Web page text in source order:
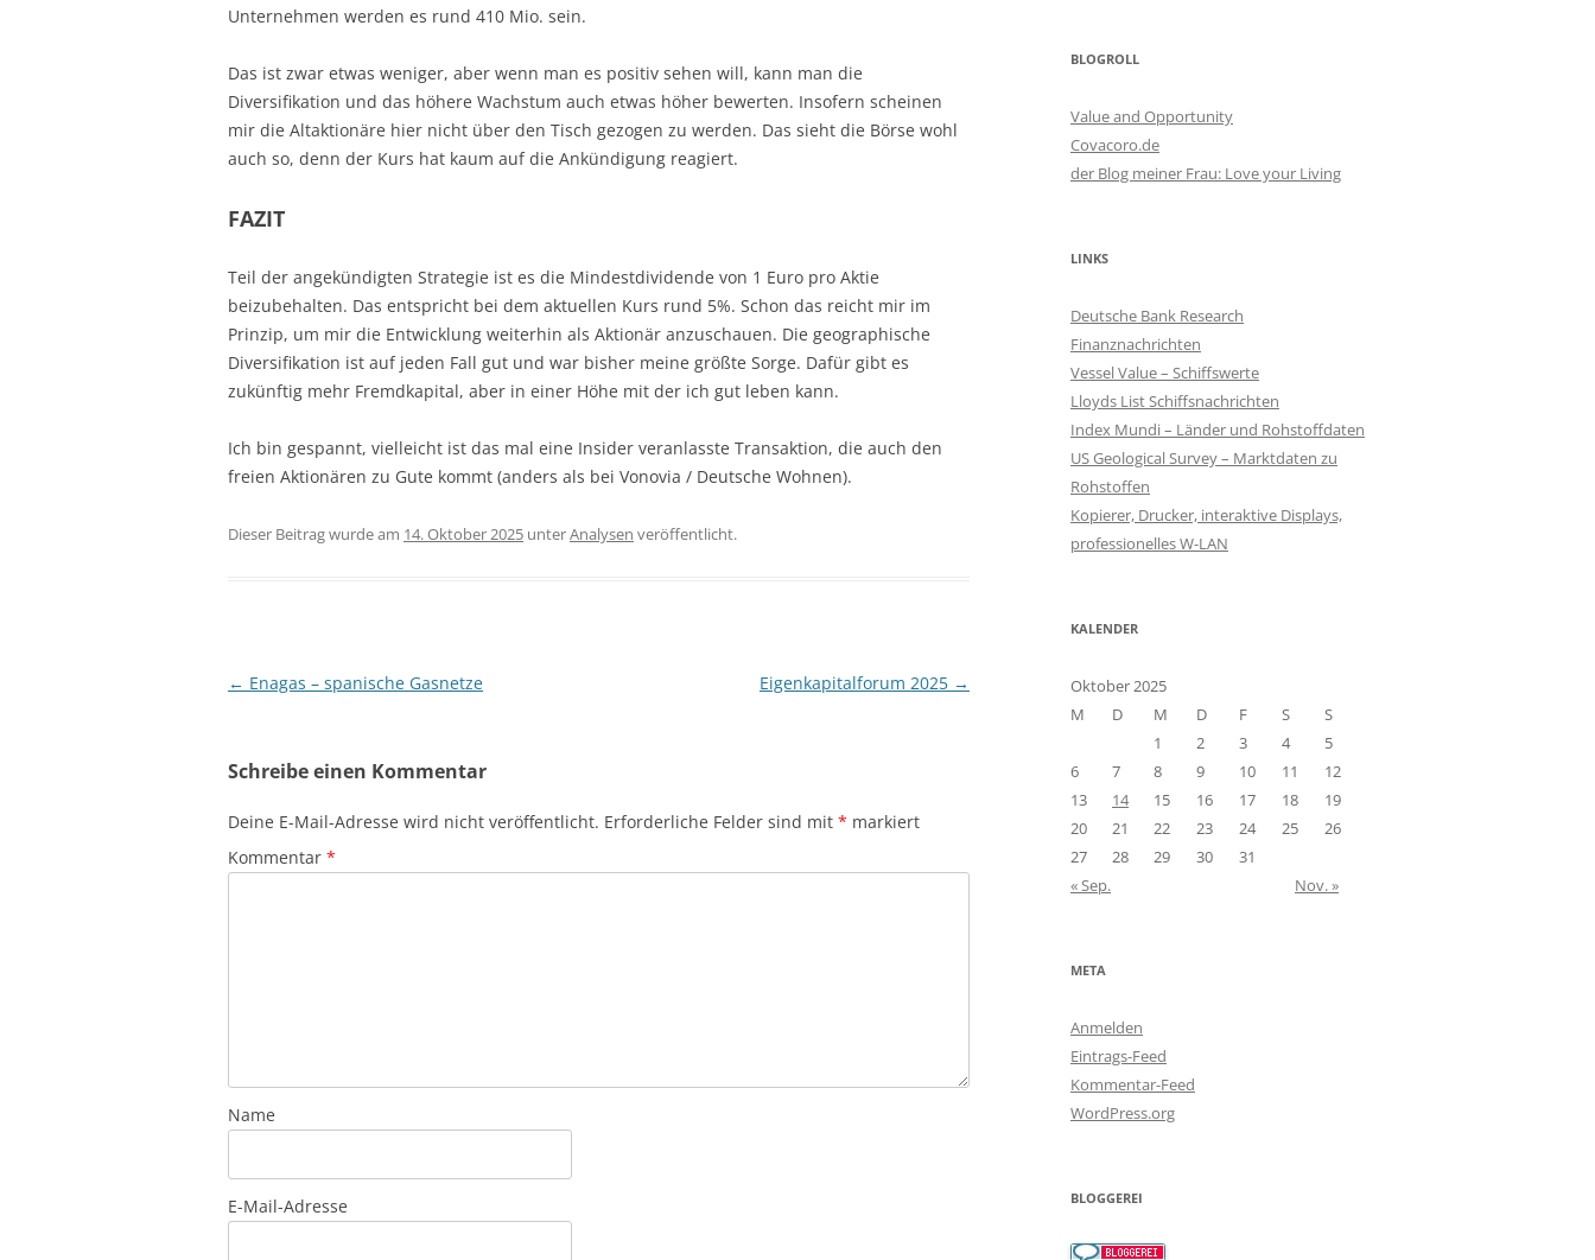
Unternehmen werden es rund 410 Mio. sein.
Das ist zwar etwas weniger, aber wenn man es positiv sehen will, kann man die
Diversifikation und das höhere Wachstum auch etwas höher bewerten. Insofern scheinen
mir die Altaktionäre hier nicht über den Tisch gezogen zu werden. Das sieht die Börse wohl
auch so, denn der Kurs hat kaum auf die Ankündigung reagiert.
FAZIT
Teil der angekündigten Strategie ist es die Mindestdividende von 1 Euro pro Aktie
beizubehalten. Das entspricht bei dem aktuellen Kurs rund 5%. Schon das reicht mir im
Prinzip, um mir die Entwicklung weiterhin als Aktionär anzuschauen. Die geographische
Diversifikation ist auf jeden Fall gut und war bisher meine größte Sorge. Dafür gibt es
zukünftig mehr Fremdkapital, aber in einer Höhe mit der ich gut leben kann.
Ich bin gespannt, vielleicht ist das mal eine Insider veranlasste Transaktion, die auch den
freien Aktionären zu Gute kommt (anders als bei Vonovia / Deutsche Wohnen).
Dieser Beitrag wurde am 14. Oktober 2025 unterAnalysen veröffentlicht.
Beitragsnavigation
← Enagas – spanische Gasnetze Eigenkapitalforum 2025 →
Schreibe einen Kommentar
Deine E-Mail-Adresse wird nicht veröffentlicht. Erforderliche Felder sind mit * markiert
Kommentar *
Name
E-Mail-Adresse
BLOGROLL
Value and Opportunity
Covacoro.de
der Blog meiner Frau: Love your Living
LINKS
Deutsche Bank Research
Finanznachrichten
Vessel Value – Schiffswerte
Lloyds List Schiffsnachrichten
Index Mundi – Länder und Rohstoffdaten
US Geological Survey – Marktdaten zu
Rohstoffen
Kopierer, Drucker, interaktive Displays,
professionelles W-LAN
KALENDER
Oktober 2025
M
D M D F S
S
1
2 3 4
5
6
7 8 9 10 11
12
13
14 15 16 17 18
19
20
21 22 23 24 25
26
27
28 29 30
31
« Sep.
Nov. »
META
Anmelden
Eintrags-Feed
Kommentar-Feed
WordPress.org
BLOGGEREI